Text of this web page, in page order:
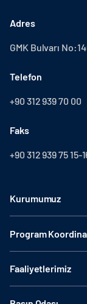
Adres
GMK Bulvarı
Telefon
+90 312 939 70 00
Faks
+90 312 939 75 15-
Kurumumuz
Program
Faaliyetlerimiz